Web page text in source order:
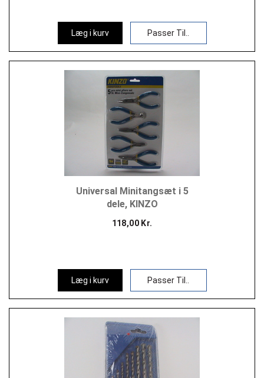
Læg i kurv Passer Til..
Universal Minitangsæt i 5
dele, KINZO
118,00 Kr.
Læg i kurv Passer Til..